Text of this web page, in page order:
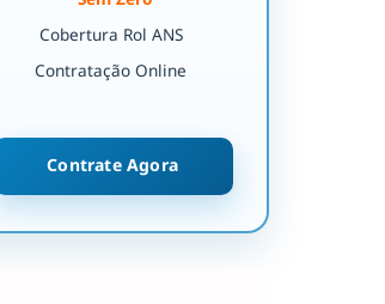
Cobertura Rol ANS
Contratação Online
Contrate Agora